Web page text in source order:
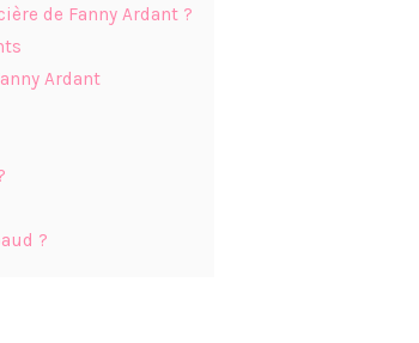
de Fanny Ardant ?
Ardant
?